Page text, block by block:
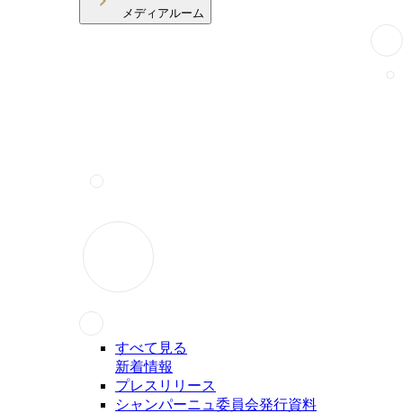
メディアルーム
すべて見る
新着情報
プレスリリース
シャンパーニュ委員会発行資料